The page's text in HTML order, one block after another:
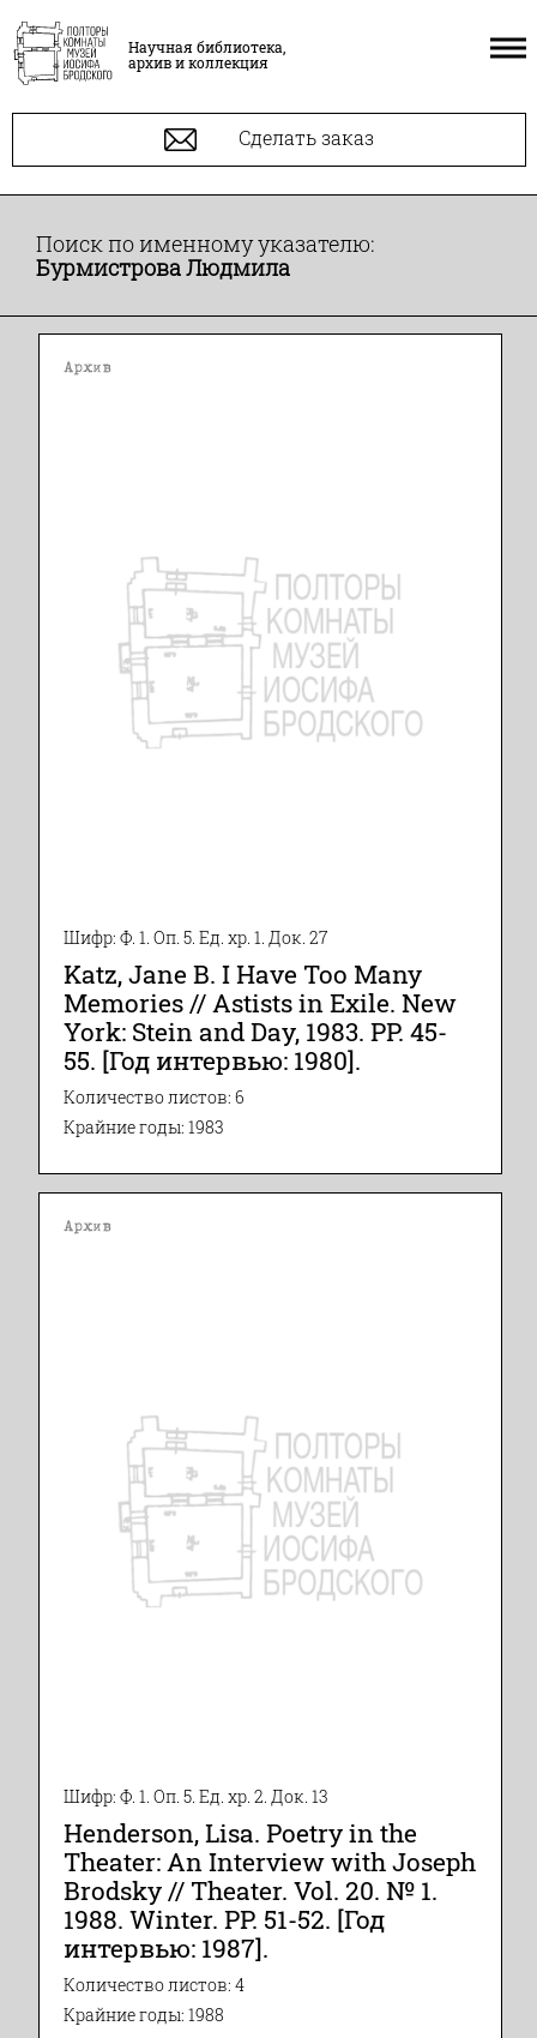
Научная библиотека,
архив и коллекция
Сделать заказ
Поиск по именному указателю:
Бурмистрова Людмила
Архив
Шифр: Ф. 1. Оп. 5. Ед. хр. 1. Док. 27
Katz, Jane B. I Have Too Many
Memories // Astists in Exile. New
York: Stein and Day, 1983. PP. 45-
55. [Год интервью: 1980].
Количество листов: 6
Крайние годы: 1983
Архив
Шифр: Ф. 1. Оп. 5. Ед. хр. 2. Док. 13
Henderson, Lisa. Poetry in the
Theater: An Interview with Joseph
Brodsky // Theater. Vol. 20. № 1.
1988. Winter. PP. 51-52. [Год
интервью: 1987].
Количество листов: 4
Крайние годы: 1988